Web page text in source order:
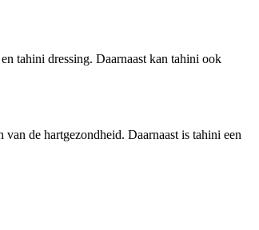
tahini dressing. Daarnaast kan tahini ook
de hartgezondheid. Daarnaast is tahini een